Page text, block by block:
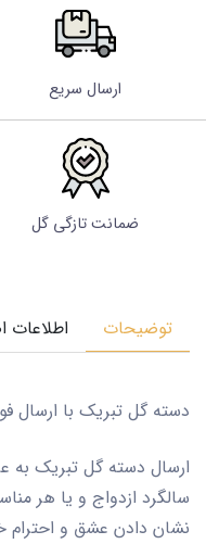
ارسال سریع
ضمانت تازگی گل
توضیحات اطلاعات
دسته گل تبریک با ارسال
ارسال دسته گل تبریک به
سالگرد ازدواج و یا هر
نشان دادن عشق و